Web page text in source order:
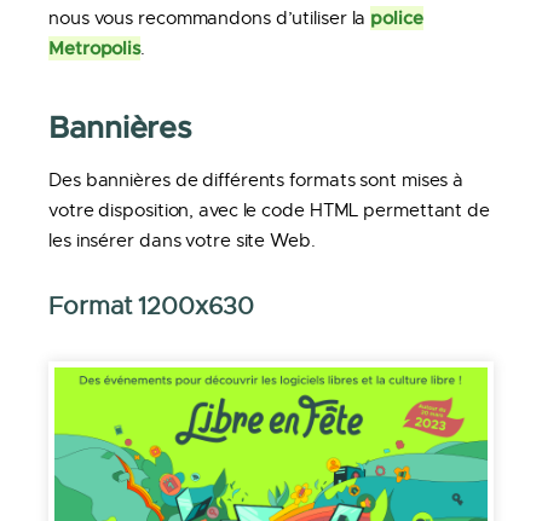
nous vous recommandons d’utiliser la police
Metropolis.
Bannières
Des bannières de différents formats sont mises à
votre disposition, avec le code HTML permettant de
les insérer dans votre site Web.
Format 1200x630